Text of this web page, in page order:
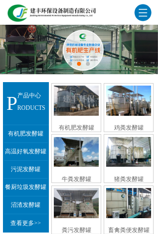
产品中心
PRODUCTS
有机肥发酵罐
高温好氧发酵罐
污泥发酵罐
餐厨垃圾发酵罐
沼渣发酵罐
查看更多>>
有机肥发酵罐 鸡粪发酵罐
牛粪发酵罐 猪粪发酵罐
粪污发酵罐 畜禽粪便发酵罐